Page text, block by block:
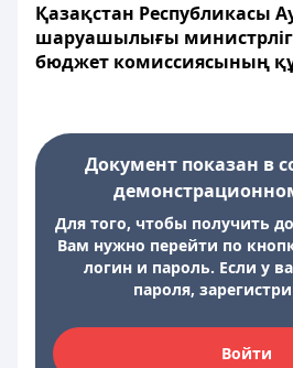
Қазақстан Республикасы
шаруашылығы
бюджет комиссиясының
Документ показан в
Для того, чтобы получить
Вам нужно перейти по
логин и пароль. Если у
пароля,
Войти